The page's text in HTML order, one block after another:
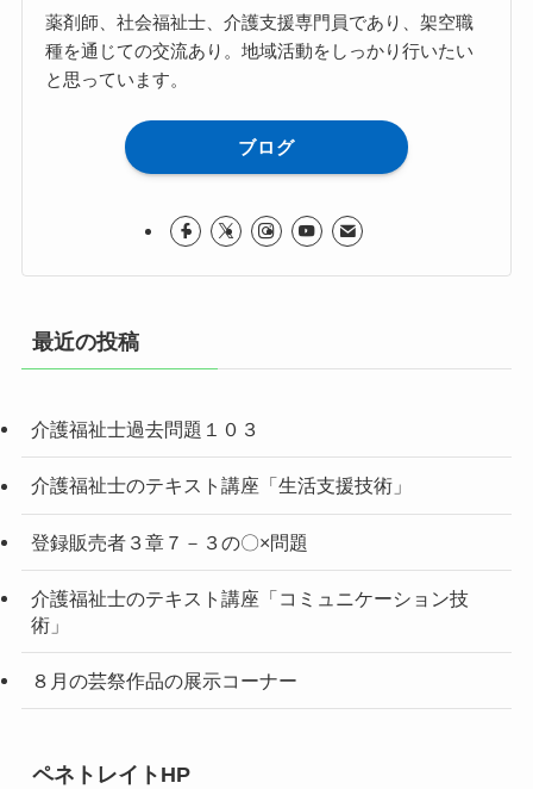
薬剤師、社会福祉士、介護支援専門員であり、架空職
種を通じての交流あり。地域活動をしっかり行いたい
と思っています。
ブログ
最近の投稿
介護福祉士過去問題１０３
介護福祉士のテキスト講座「生活支援技術」
登録販売者３章７－３の〇×問題
介護福祉士のテキスト講座「コミュニケーション技
術」
８月の芸祭作品の展示コーナー
ペネトレイトHP